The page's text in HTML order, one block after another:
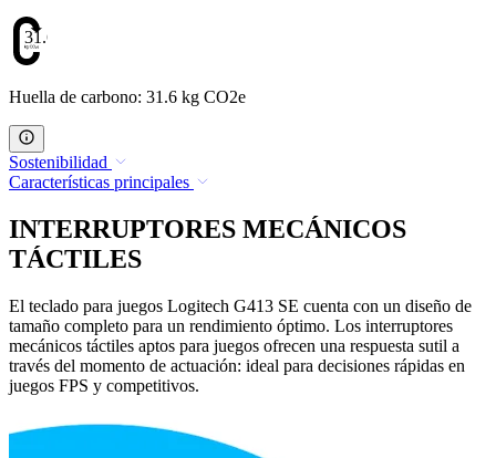
31.6
Huella de carbono: 31.6 kg CO2e
Sostenibilidad
Características principales
INTERRUPTORES MECÁNICOS
TÁCTILES
El teclado para juegos Logitech G413 SE cuenta con un diseño de
tamaño completo para un rendimiento óptimo. Los interruptores
mecánicos táctiles aptos para juegos ofrecen una respuesta sutil a
través del momento de actuación: ideal para decisiones rápidas en
juegos FPS y competitivos.